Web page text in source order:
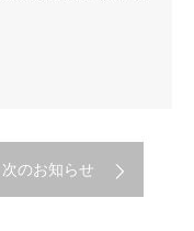
次のお知らせ